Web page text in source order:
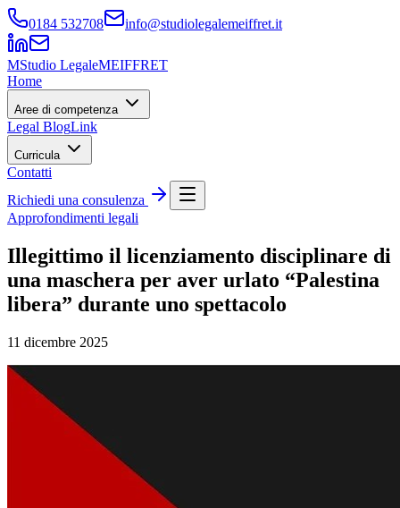
0184 532708 info@studiolegalemeiffret.it
MStudio LegaleMEIFFRET
Home
Aree di competenza
Legal BlogLink
Curricula
Contatti
Richiedi una consulenza
Approfondimenti legali
Illegittimo il licenziamento disciplinare di
una maschera per aver urlato “Palestina
libera” durante uno spettacolo
11 dicembre 2025